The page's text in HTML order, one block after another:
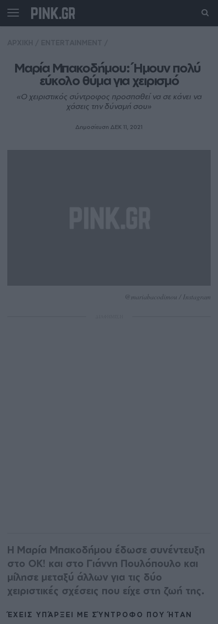
Μαρία Μπακοδήμου: Ήμουν πολύ
εύκολο θύμα για χειρισμό
«Ο χειριστικός σύντροφος προσπαθεί να σε κάνει να
χάσεις την δύναμή σου»
Δημοσίευση ΔΕΚ 11, 2021
@mariabacodimou / Instagram
Η Μαρία Μπακοδήμου έδωσε συνέντευξη
στο OK! και στο Γιάννη Πουλόπουλο και
μίλησε μεταξύ άλλων για τις δύο
χειριστικές σχέσεις που είχε στη ζωή της.
ΈΧΕΙΣ ΥΠΆΡΞΕΙ ΜΕ ΣΎΝΤΡΟΦΟ ΠΟΥ ΉΤΑΝ